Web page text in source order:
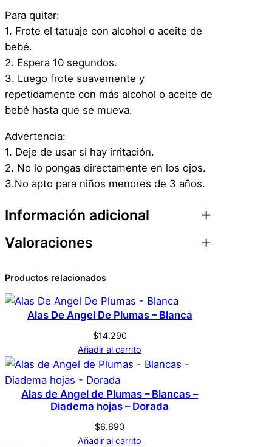
d
a
–
1
b
a
t
i
d
a
Para quitar:
1. Frote el tatuaje con alcohol o aceite de
bebé.
2. Espera 10 segundos.
3. Luego frote suavemente y
repetidamente con más alcohol o aceite de
bebé hasta que se mueva.
Advertencia:
1. Deje de usar si hay irritación.
2. No lo pongas directamente en los ojos.
3.No apto para niños menores de 3 años.
Información adicional
Atributos
Dimensiones
Marca Genérica
Color Rojo
Valoraciones
0 valoraciones en
Tatuaje Temporal
Halloween Cosplay
Disfraz – Herida – 1b
No hay valoraciones aún. Solo los usuarios
registrados que hayan comprado este
producto pueden hacer una valoración.
Productos relacionados
Alas De Angel De Plumas – Blanca
$14.290
Añadir al carrito
Alas de Angel de Plumas – Blancas –
Diadema hojas – Dorada
$6.690
Añadir al carrito